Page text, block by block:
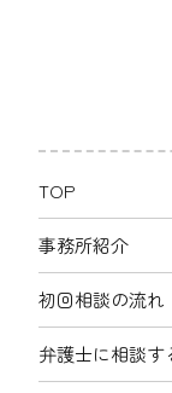
TOP
事務所紹介
初回相談の流れ
弁護士に相談す